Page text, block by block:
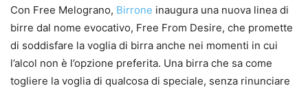
Con Free Melograno, Birrone inaugura una nuova linea di
birre dal nome evocativo, Free From Desire, che promette
di soddisfare la voglia di birra anche nei momenti in cui
l’alcol non è l’opzione preferita. Una birra che sa come
togliere la voglia di qualcosa di speciale, senza rinunciare